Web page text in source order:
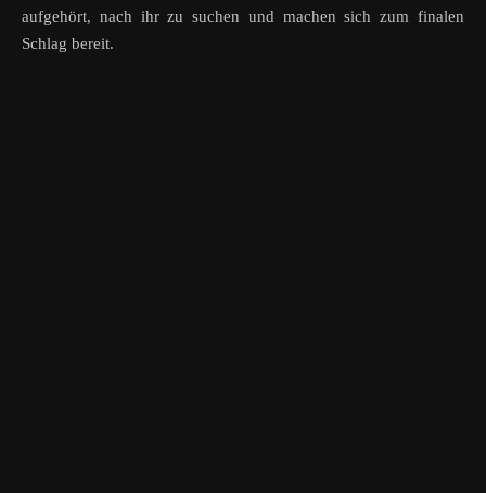
aufgehört, nach ihr zu suchen und machen sich zum finalen
Schlag bereit.